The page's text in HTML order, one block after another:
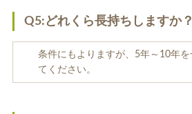
Q5:どれくら長持ちしますか
条件にもよりますが、5年～10年を
てください。